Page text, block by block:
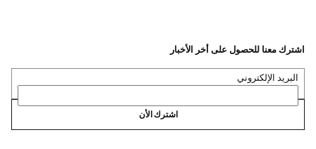
اشترك معنا للحصول على أخر الأخبار
البريد الإلكتروني
اشترك الأن